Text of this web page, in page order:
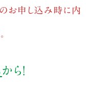
のお申し込み時に内
から！